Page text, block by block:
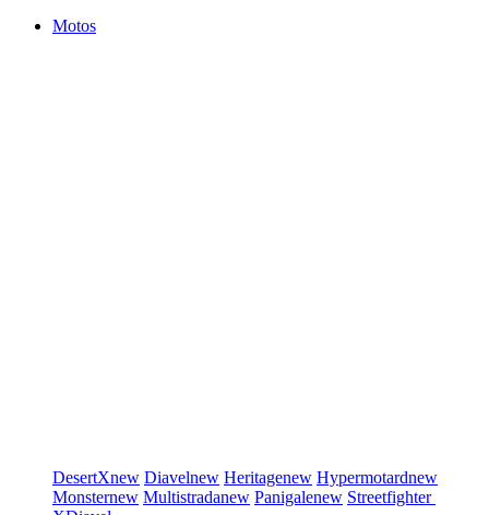
Motos
DesertXnew Diavelnew Heritagenew Hypermotardnew
Monsternew Multistradanew Panigalenew Streetfighter